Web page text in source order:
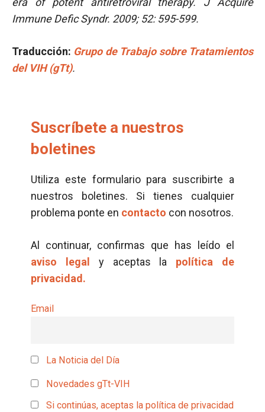
Immune Defic Syndr. 2009; 52: 595-599.
Traducción: Grupo de Trabajo sobre Tratamientos
del VIH (gTt).
Suscríbete a nuestros
boletines
Utiliza este formulario para suscribirte a
nuestros boletines. Si tienes cualquier
problema ponte en contacto con nosotros.
Al continuar, confirmas que has leído el
aviso legal
y aceptas la política de
privacidad.
Email
La Noticia del Día
Novedades gTt-VIH
Si continúas, aceptas la política de privacidad